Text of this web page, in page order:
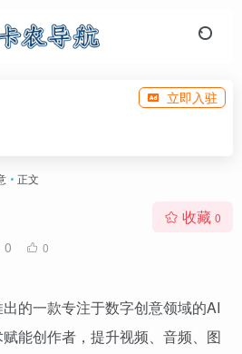
立即入驻
• 正文
0 0
收藏 0
的一款专注于数字创意领域的AI
能创作者，提升视频、音频、图